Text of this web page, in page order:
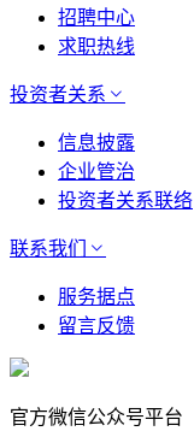
招聘中心
求职热线
投资者关系
信息披露
企业管治
投资者关系联络
联系我们
服务据点
留言反馈
官方微信公众号平台